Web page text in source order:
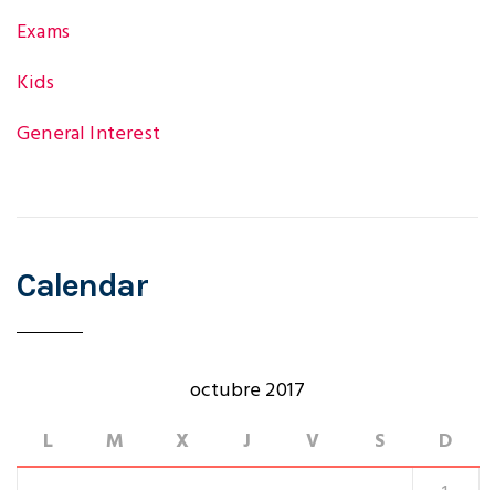
t
i
n
Exams
Kids
General Interest
Calendar
octubre 2017
L
M X J V S D